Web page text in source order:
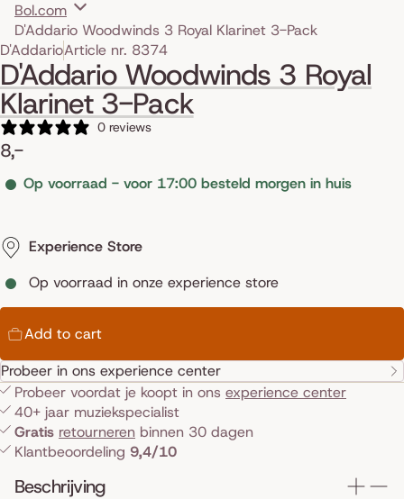
Bol.com
D'Addario Woodwinds 3 Royal Klarinet 3-Pack
Skip to product information
D'AddarioArticle nr. 8374
D'Addario Woodwinds 3 Royal
Klarinet 3-Pack
0 reviews
8,-
Op voorraad - voor 17:00 besteld morgen in huis
Experience Store
Op voorraad in onze experience store
Add to cart
Probeer in ons experience center
Probeer voordat je koopt in ons experience center
40+ jaar muziekspecialist
Gratis retourneren binnen 30 dagen
Klantbeoordeling 9,4/10
Beschrijving